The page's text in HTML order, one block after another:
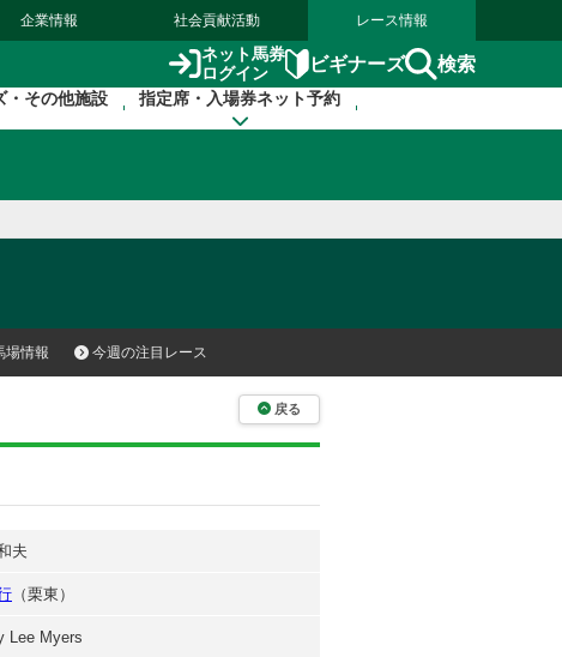
企業情報 社会貢献活動 レース情報
ネット馬券
ログイン
ビギナーズ 検索
・その他施設 指定席・入場券ネット予約
場情報 今週の注目レース
戻る
夫
（栗東）
Lee Myers